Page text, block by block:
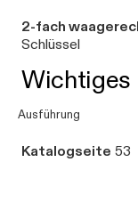
2-fach
Schlüssel
Wichtiges
Ausführung
Katalogseite 53